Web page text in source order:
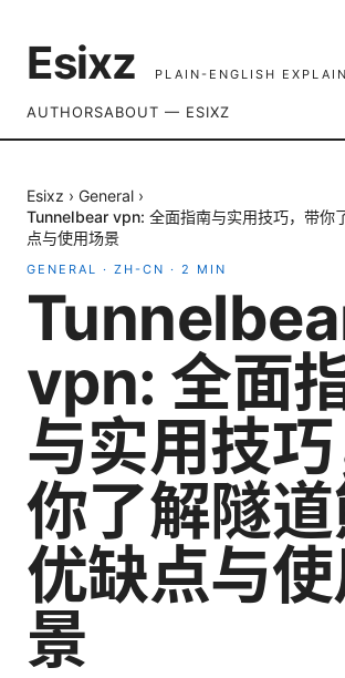
Esixz PLAIN-ENGLISH
AUTHORSABOUT — ESIXZ
Esixz › General ›
Tunnelbear vpn: 全面指南与实用技巧，带你
点与使用场景
GENERAL · ZH-CN · 2 MIN
vpn: 全面
与实用技
你了解隧
优缺点与
景